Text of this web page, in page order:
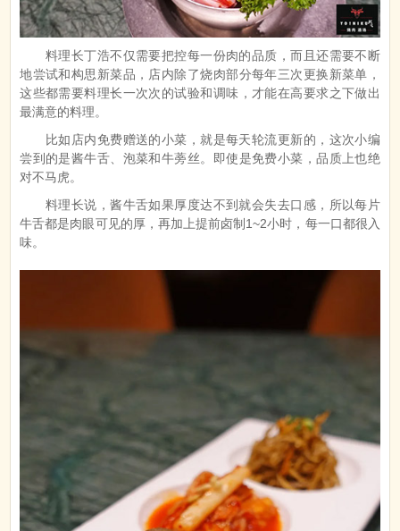
料理长丁浩不仅需要把控每一份肉的品质，而且还需要不断
地尝试和构思新菜品，店内除了烧肉部分每年三次更换新菜单，
这些都需要料理长一次次的试验和调味，才能在高要求之下做出
最满意的料理。
比如店内免费赠送的小菜，就是每天轮流更新的，这次小编
尝到的是酱牛舌、泡菜和牛蒡丝。即使是免费小菜，品质上也绝
对不马虎。
料理长说，酱牛舌如果厚度达不到就会失去口感，所以每片
牛舌都是肉眼可见的厚，再加上提前卤制1~2小时，每一口都很入
味。